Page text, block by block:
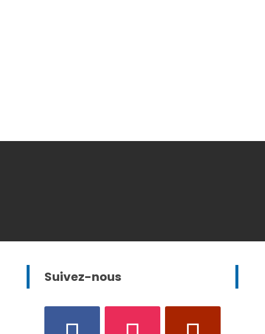
Suivez-nous